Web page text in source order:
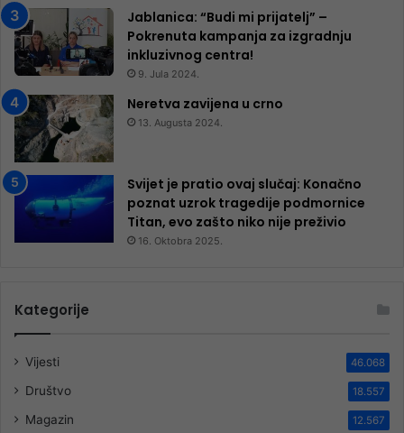
Jablanica: “Budi mi prijatelj” –
Pokrenuta kampanja za izgradnju
inkluzivnog centra!
9. Jula 2024.
Neretva zavijena u crno
13. Augusta 2024.
Svijet je pratio ovaj slučaj: Konačno
poznat uzrok tragedije podmornice
Titan, evo zašto niko nije preživio
16. Oktobra 2025.
Kategorije
Vijesti 46.068
Društvo 18.557
Magazin 12.567